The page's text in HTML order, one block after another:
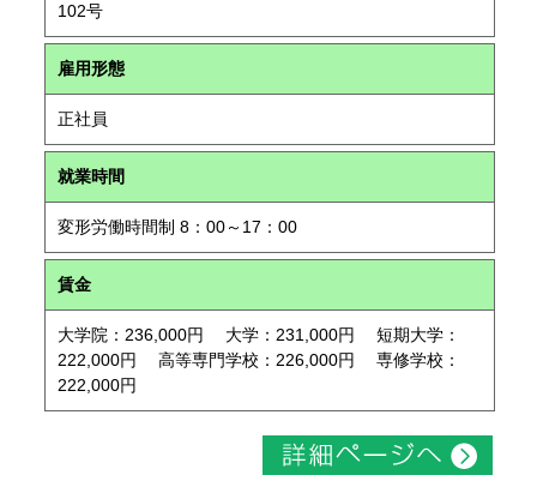
102号
雇用形態
正社員
就業時間
変形労働時間制 8：00～17：00
賃金
大学院：236,000円 大学：231,000円 短期大学：
222,000円 高等専門学校：226,000円 専修学校：
222,000円